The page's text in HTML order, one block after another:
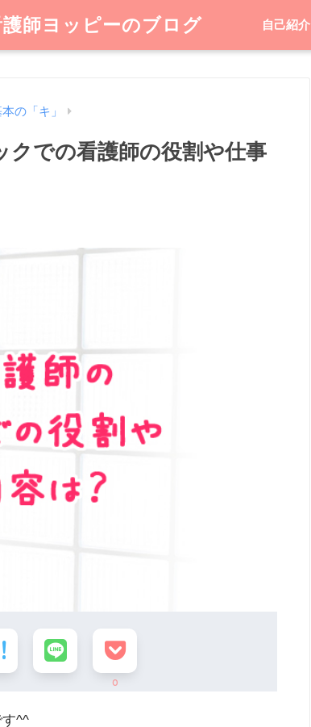
師ヨッピーのブログ 自己紹介
の「キ」
クでの看護師の役割や仕事
0
す^^